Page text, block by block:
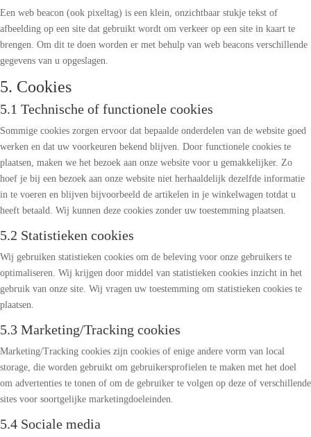
Een web beacon (ook pixeltag) is een klein, onzichtbaar stukje tekst of
afbeelding op een site dat gebruikt wordt om verkeer op een site in kaart te
brengen. Om dit te doen worden er met behulp van web beacons verschillende
gegevens van u opgeslagen.
5. Cookies
5.1 Technische of functionele cookies
Sommige cookies zorgen ervoor dat bepaalde onderdelen van de website goed
werken en dat uw voorkeuren bekend blijven. Door functionele cookies te
plaatsen, maken we het bezoek aan onze website voor u gemakkelijker. Zo
hoef je bij een bezoek aan onze website niet herhaaldelijk dezelfde informatie
in te voeren en blijven bijvoorbeeld de artikelen in je winkelwagen totdat u
heeft betaald. Wij kunnen deze cookies zonder uw toestemming plaatsen.
5.2 Statistieken cookies
Wij gebruiken statistieken cookies om de beleving voor onze gebruikers te
optimaliseren. Wij krijgen door middel van statistieken cookies inzicht in het
gebruik van onze site. Wij vragen uw toestemming om statistieken cookies te
plaatsen.
5.3 Marketing/Tracking cookies
Marketing/Tracking cookies zijn cookies of enige andere vorm van local
storage, die worden gebruikt om gebruikersprofielen te maken met het doel
om advertenties te tonen of om de gebruiker te volgen op deze of verschillende
sites voor soortgelijke marketingdoeleinden.
5.4 Sociale media